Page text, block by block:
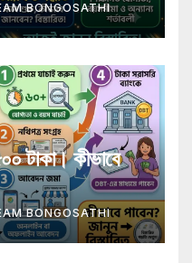
BONGOSATHI
টাকা। কীভাবে
BONGOSATHI